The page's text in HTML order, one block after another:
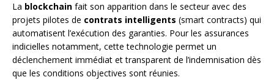
La blockchain fait son apparition dans le secteur avec des
projets pilotes de contrats intelligents (smart contracts) qui
automatisent l’exécution des garanties. Pour les assurances
indicielles notamment, cette technologie permet un
déclenchement immédiat et transparent de l’indemnisation dès
que les conditions objectives sont réunies.